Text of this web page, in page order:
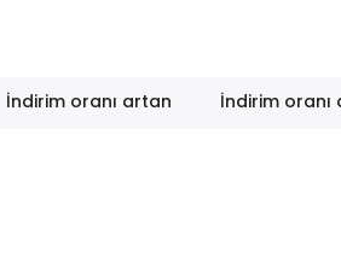
İndirim oranı artan İndirim oranı